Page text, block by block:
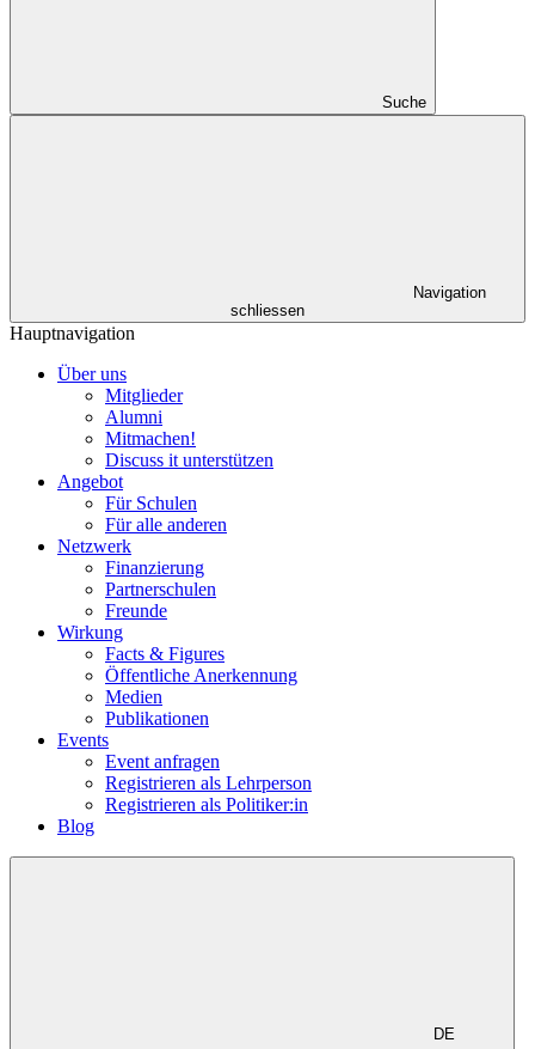
Suche
Navigation
schliessen
Hauptnavigation
Über uns
Mitglieder
Alumni
Mitmachen!
Discuss it unterstützen
Angebot
Für Schulen
Für alle anderen
Netzwerk
Finanzierung
Partnerschulen
Freunde
Wirkung
Facts & Figures
Öffentliche Anerkennung
Medien
Publikationen
Events
Event anfragen
Registrieren als Lehrperson
Registrieren als Politiker:in
Blog
DE